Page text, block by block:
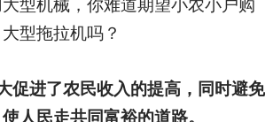
型机械，你难道期望小农小户购
型拖拉机吗？
促进了农民收入的提高，同时避免
人民走共同富裕的道路。